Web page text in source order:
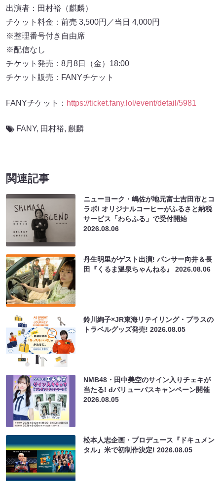
出演者：田村裕（麒麟）
チケット料金：前売 3,500円／当日 4,000円
※整理番号付き自由席
※配信なし
チケット発売：8月8日（金）18:00
チケット販売：FANYチケット
FANYチケット： https://ticket.fany.lol/event/detail/5981
FANY, 田村裕, 麒麟
関連記事
ニューヨーク・嶋佐が地元富士吉田市とコ
ラボ! オリジナルコーヒーがふるさと納税
サービス「わらふる」で受付開始
2026.08.06
丹生明里がゲスト出演! パンサー向井＆長
田『くるま温泉ちゃんねる』2026.08.06
鈴川絢子×JR東海リテイリング・プラスの
トラベルグッズ発売!2026.08.05
NMB48・田中美空のサイン入りチェキが
当たる! dバリューパスキャンペーン開催
2026.08.05
松本人志企画・プロデュース『ドキュメン
タル』米で初制作決定!2026.08.05